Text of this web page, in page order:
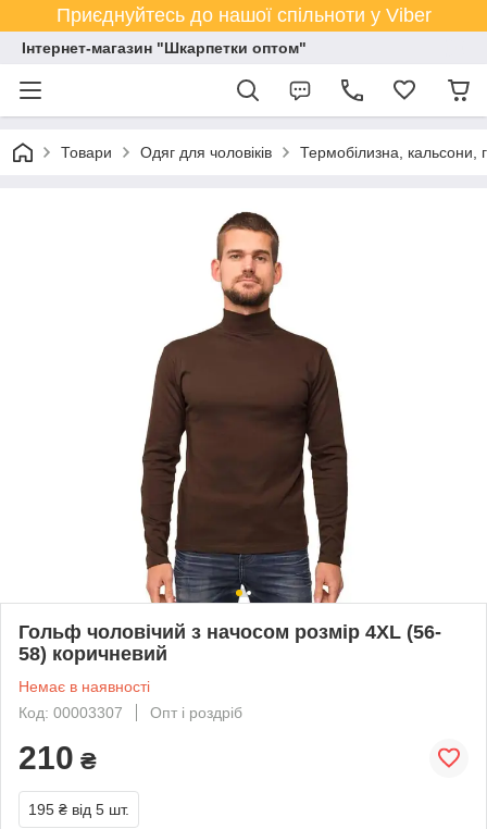
Приєднуйтесь до нашої спільноти у Viber
Інтернет-магазин "Шкарпетки оптом"
Товари Одяг для чоловіків Термобілизна, кальсони,
Гольф чоловічий з начосом розмір 4XL (56-
58) коричневий
Немає в наявності
Код: 00003307
Опт і роздріб
210 ₴
195 ₴ від 5 шт.